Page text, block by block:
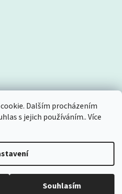
Dalším procházením
s jejich používáním.. Více
Souhlasím
Shoptet
. Všechna práva vyhrazena.